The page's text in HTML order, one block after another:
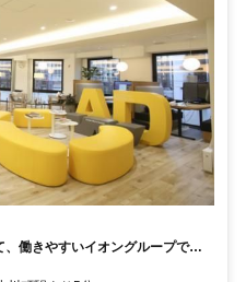
働きやすいイオングループで一